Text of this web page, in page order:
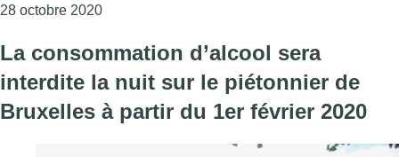
28 octobre 2020Consulter l'article "Des milliers d’employeurs
La consommation d’alcool sera
interdite la nuit sur le piétonnier de
Bruxelles à partir du 1er février 2020